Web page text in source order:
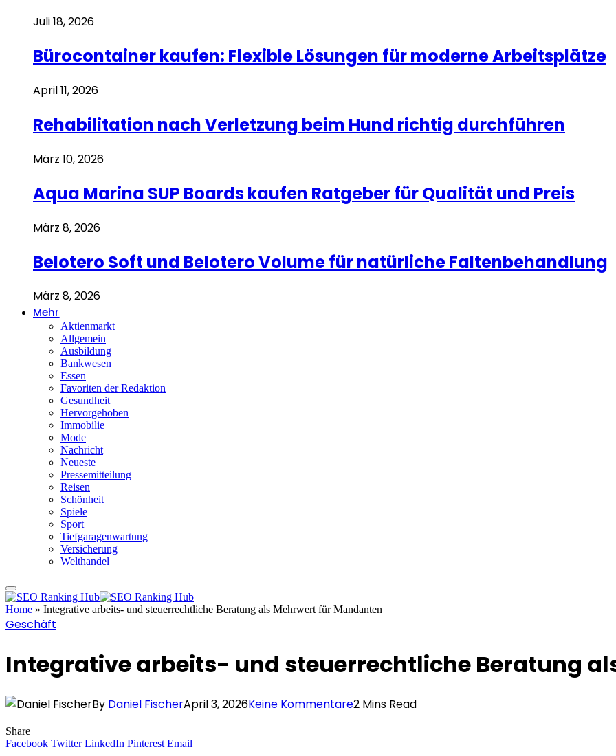
Juli 18, 2026
Bürocontainer kaufen: Flexible Lösungen für moderne Arbeitsplätze
April 11, 2026
Rehabilitation nach Verletzung beim Hund richtig durchführen
März 10, 2026
Aqua Marina SUP Boards kaufen Ratgeber für Qualität und Preis
März 8, 2026
Belotero Soft und Belotero Volume für natürliche Faltenbehandlung
März 8, 2026
Mehr
Aktienmarkt
Allgemein
Ausbildung
Bankwesen
Essen
Favoriten der Redaktion
Gesundheit
Hervorgehoben
Immobilie
Mode
Nachricht
Neueste
Pressemitteilung
Reisen
Schönheit
Spiele
Sport
Tiefgaragenwartung
Versicherung
Welthandel
Home » Integrative arbeits- und steuerrechtliche Beratung als Mehrwert für Mandanten
Geschäft
Integrative arbeits- und steuerrechtliche Beratung
By Daniel FischerApril 3, 2026Keine Kommentare2 Mins Read
Share
Facebook Twitter LinkedIn Pinterest Email